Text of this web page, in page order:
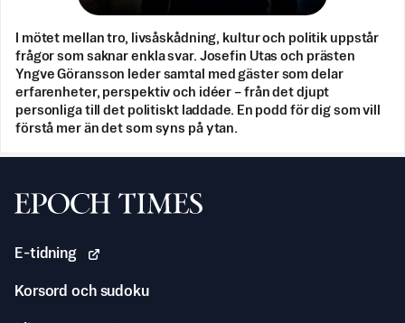
I mötet mellan tro, livsåskådning, kultur och politik uppstår
frågor som saknar enkla svar. Josefin Utas och prästen
Yngve Göransson leder samtal med gäster som delar
erfarenheter, perspektiv och idéer – från det djupt
personliga till det politiskt laddade. En podd för dig som vill
förstå mer än det som syns på ytan.
Svenska Epoch Times
E-tidning
Korsord och sudoku